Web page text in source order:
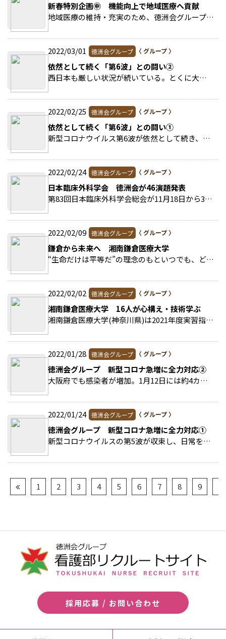
新春特別企画㊥ 機能向上で地域医療へ貢献
地域医療の維持・充実のため、徳洲会グループは老朽化した病院の建て替えを進めている。 >>続きを読む
2022/03/01 徳洲会グループ
依然として続く「第6波」との闘い②
西日本も厳しい状況が続いている。とくに大阪府は直近1週間の都道府県別人口10万人当たり感染者数(NHKまとめ、2月8日時点)が東京都を上回り全国トップ。 >>続きを読む
2022/02/25 徳洲会グループ
依然として続く「第6波」との闘い①
新型コロナウイルス第6波が依然として続き、2月5日には全国の新規陽性者数が初めて10万人を突破。 >>続きを読む
2022/02/24 徳洲会グループ
日本臨床外科学会 徳洲会が46演題発表
第83回日本臨床外科学会総会が11月18日から3日間、都内で開かれた。 >>続きを読む
2022/02/09 徳洲会グループ
鎌倉から未来へ 湘南鎌倉医療大学
“生命だけは平等だ”の理念のもといつでも、どこでも、誰でもが最善の医療・ケアを受けられる社会の構築を目指し日々研鑽する医療人を育成します! >>続きを読む
2022/02/02 徳洲会グループ
湘南鎌倉医療大学 16人が心構え・技術学ぶ
湘南鎌倉医療大学(神奈川県)は2021年度実習指導者講習会の修講式を行った。 >>続きを読む
2022/01/28 徳洲会グループ
徳洲会グループ 新型コロナ急増に全力対応②
大阪府でも感染者が増加。1月12日には約4カ月ぶりに一日の新規感染者数が1000人を超えた。 >>続きを読む
2022/01/24 徳洲会グループ
徳洲会グループ 新型コロナ急増に全力対応①
新型コロナウイルスの第5波が収束し、日常を取り戻しつつあったものの、新たな変異ウイルス「オミクロン株」が確認され全世界に急拡大、日本でも12月下旬から急激に感染者数が増えて… >>続きを読む
1 2 3 4 5 6 7 8 9
採用応募 / お問い合わせ